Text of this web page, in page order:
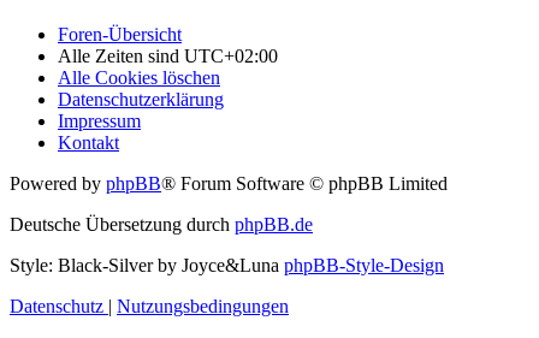
Foren-Übersicht
Alle Zeiten sind UTC+02:00
Alle Cookies löschen
Datenschutzerklärung
Impressum
Kontakt
Powered by phpBB® Forum Software © phpBB Limited
Deutsche Übersetzung durch phpBB.de
Style: Black-Silver by Joyce&Luna phpBB-Style-Design
Datenschutz | Nutzungsbedingungen